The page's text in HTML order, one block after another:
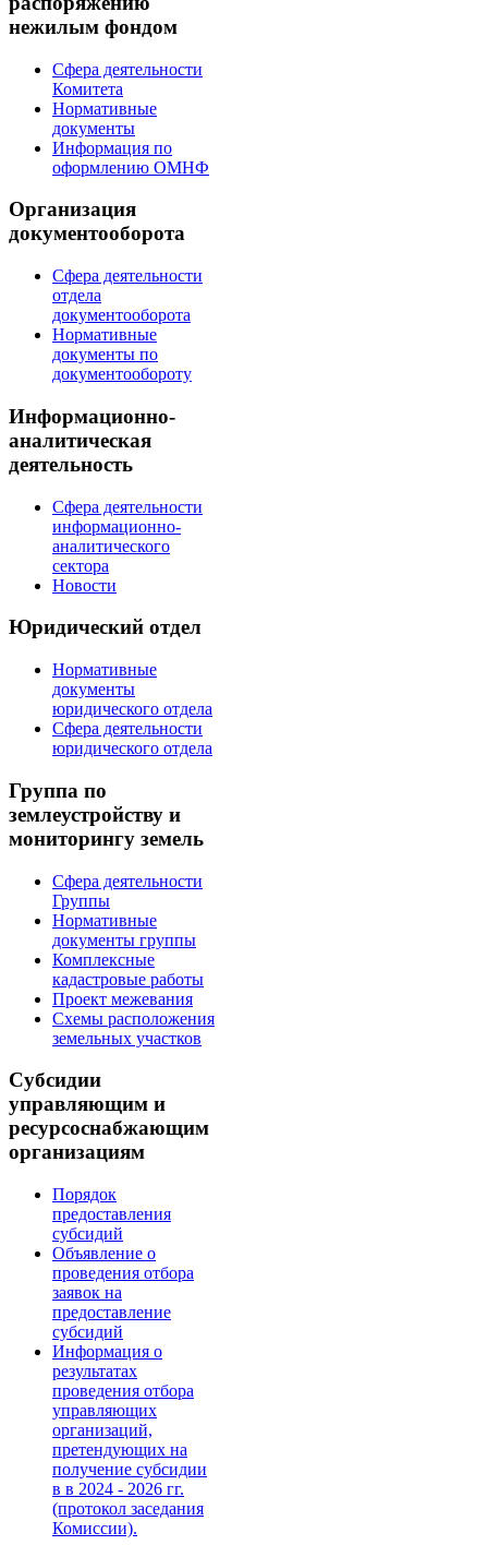
нежилым фондом
Сфера деятельности
Комитета
Нормативные
документы
Информация по
оформлению ОМНФ
Организация
документооборота
Сфера деятельности
отдела
документооборота
Нормативные
документы по
документообороту
Информационно-
аналитическая
деятельность
Сфера деятельности
информационно-
аналитического
сектора
Новости
Юридический отдел
Нормативные
документы
юридического отдела
Сфера деятельности
юридического отдела
Группа по
землеустройству и
мониторингу земель
Сфера деятельности
Группы
Нормативные
документы группы
Комплексные
кадастровые работы
Проект межевания
Схемы расположения
земельных участков
Субсидии
управляющим и
ресурсоснабжающим
организациям
Порядок
предоставления
субсидий
Объявление о
проведения отбора
заявок на
предоставление
субсидий
Информация о
результатах
проведения отбора
управляющих
организаций,
претендующих на
получение субсидии
в в 2024 - 2026 гг.
(протокол заседания
Комиссии).